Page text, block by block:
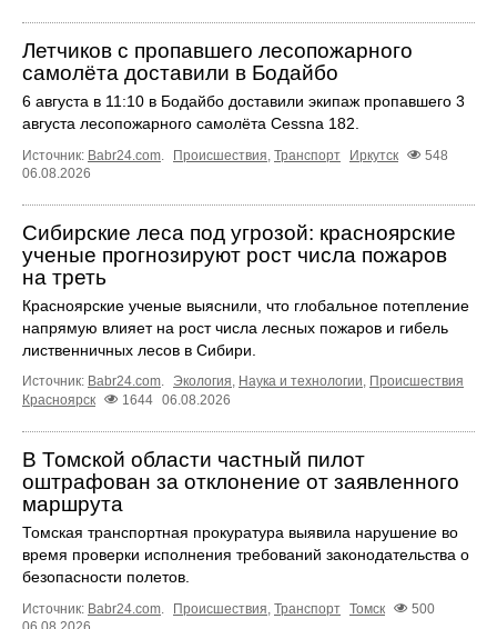
Летчиков с пропавшего лесопожарного
самолёта доставили в Бодайбо
6 августа в 11:10 в Бодайбо доставили экипаж пропавшего 3
августа лесопожарного самолёта Cessna 182.
Источник: Babr24.com. Происшествия, Транспорт Иркутск
548
06.08.2026
Сибирские леса под угрозой: красноярские
ученые прогнозируют рост числа пожаров
на треть
Красноярские ученые выяснили, что глобальное потепление
напрямую влияет на рост числа лесных пожаров и гибель
лиственничных лесов в Сибири.
Источник: Babr24.com. Экология, Наука и технологии, Происшествия
Красноярск
1644 06.08.2026
В Томской области частный пилот
оштрафован за отклонение от заявленного
маршрута
Томская транспортная прокуратура выявила нарушение во
время проверки исполнения требований законодательства о
безопасности полетов.
Источник: Babr24.com. Происшествия, Транспорт Томск
500